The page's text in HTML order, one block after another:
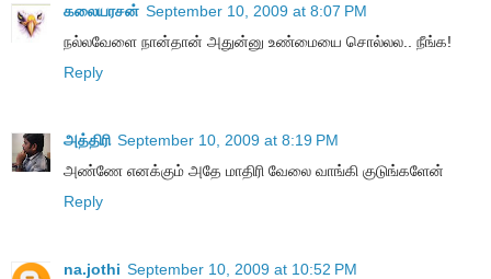
கலையரசன் September 10, 2009 at 8:07 PM
நல்லவேளை நான்தான் அதுன்னு உண்மையை சொல்லல.. நீங்க!
Reply
அத்திரி September 10, 2009 at 8:19 PM
அண்ணே எனக்கும் அதே மாதிரி வேலை வாங்கி குடுங்களேன்
Reply
na.jothi September 10, 2009 at 10:52 PM